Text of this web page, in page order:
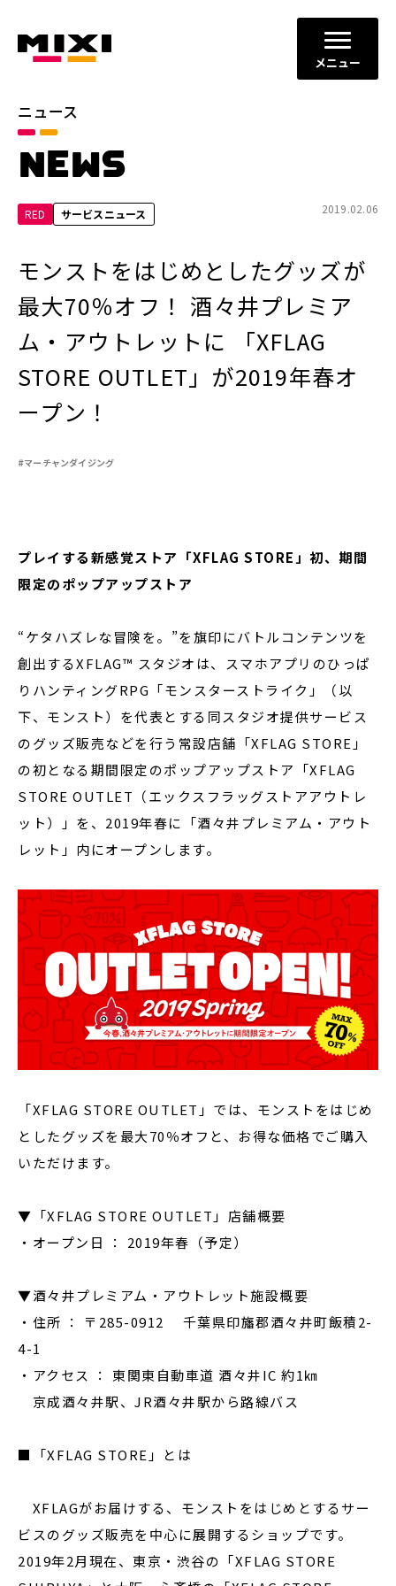
メニュー
ニュース
NEWS
RED サービスニュース 2019.02.06
モンストをはじめとしたグッズが
最大70％オフ！ 酒々井プレミア
ム・アウトレットに 「XFLAG
STORE OUTLET」が2019年春オ
ープン！
#マーチャンダイジング
プレイする新感覚ストア「XFLAG STORE」初、期間
限定のポップアップストア
“ケタハズレな冒険を。”を旗印にバトルコンテンツを
創出するXFLAG™ スタジオは、スマホアプリのひっぱ
りハンティングRPG「モンスターストライク」（以
下、モンスト）を代表とする同スタジオ提供サービス
のグッズ販売などを行う常設店舗「XFLAG STORE」
の初となる期間限定のポップアップストア「XFLAG
STORE OUTLET（エックスフラッグストアアウトレ
ット）」を、2019年春に「酒々井プレミアム・アウト
レット」内にオープンします。
「XFLAG STORE OUTLET」では、モンストをはじめ
としたグッズを最大70％オフと、お得な価格でご購入
いただけます。
▼「XFLAG STORE OUTLET」店舗概要
・オープン日 ： 2019年春（予定）
▼酒々井プレミアム・アウトレット施設概要
・住所 ： 〒285-0912 千葉県印旛郡酒々井町飯積2-
4-1
・アクセス ： 東関東自動車道 酒々井IC 約1㎞
京成酒々井駅、JR酒々井駅から路線バス
■「XFLAG STORE」とは
XFLAGがお届けする、モンストをはじめとするサー
ビスのグッズ販売を中心に展開するショップです。
2019年2月現在、東京・渋谷の「XFLAG STORE
カテゴリ
お知らせ
2026年 2025年